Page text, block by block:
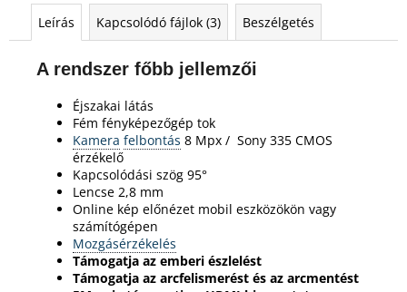
Leírás Kapcsolódó fájlok (3) Beszélgetés
A rendszer főbb jellemzői
Éjszakai látás
Fém fényképezőgép tok
Kamera felbontás 8 Mpx / Sony 335 CMOS
érzékelő
Kapcsolódási szög 95°
Lencse 2,8 mm
Online kép előnézet mobil eszközökön vagy
számítógépen
Mozgásérzékelés
Támogatja az emberi észlelést
Támogatja az arcfelismerést és az arcmentést